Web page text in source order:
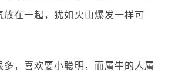
放在一起，犹如火山爆发一样可
多，喜欢耍小聪明，而属牛的人属